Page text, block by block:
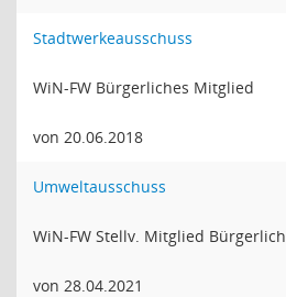
Stadtwerkeausschuss
WiN-FW Bürgerliches Mitglied
von 20.06.2018
Umweltausschuss
WiN-FW Stellv. Mitglied Bürgerlich
von 28.04.2021